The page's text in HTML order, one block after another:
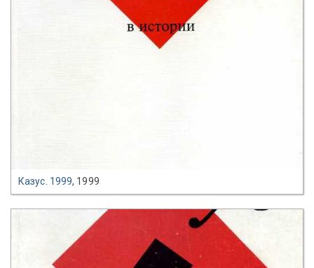
Казус. 1999, 1999